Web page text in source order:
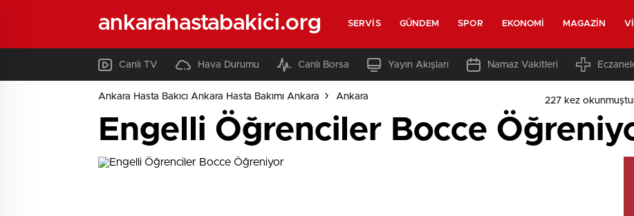
ankarahastabakici.org SERVIS GÜNDEM SPOR EKONOMI MAGAZIN
Canlı TV Hava Durumu Canlı Borsa Yayın Akışları Namaz Vakitleri
Ankara Hasta Bakıcı Ankara Hasta Bakımı Ankara Ankara 227 kez
Engelli Öğrenciler Bocce